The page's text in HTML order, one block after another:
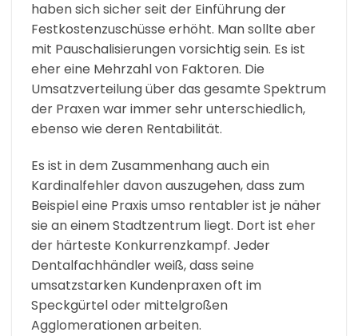
haben sich sicher seit der Einführung der
Festkostenzuschüsse erhöht. Man sollte aber
mit Pauschalisierungen vorsichtig sein. Es ist
eher eine Mehrzahl von Faktoren. Die
Umsatzverteilung über das gesamte Spektrum
der Praxen war immer sehr unterschiedlich,
ebenso wie deren Rentabilität.
Es ist in dem Zusammenhang auch ein
Kardinalfehler davon auszugehen, dass zum
Beispiel eine Praxis umso rentabler ist je näher
sie an einem Stadtzentrum liegt. Dort ist eher
der härteste Konkurrenzkampf. Jeder
Dentalfachhändler weiß, dass seine
umsatzstarken Kundenpraxen oft im
Speckgürtel oder mittelgroßen
Agglomerationen arbeiten.